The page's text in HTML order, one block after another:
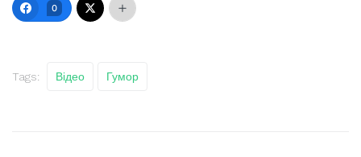
0
Tags: Відео Гумор